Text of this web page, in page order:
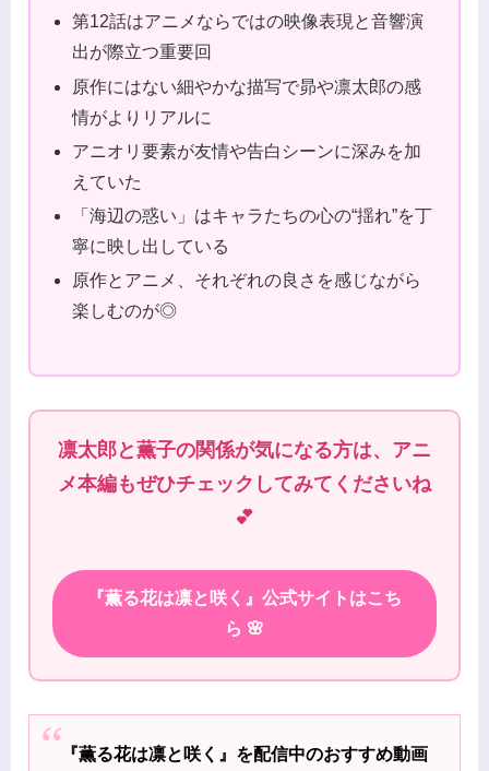
第12話はアニメならではの映像表現と音響演
出が際立つ重要回
原作にはない細やかな描写で昴や凛太郎の感
情がよりリアルに
アニオリ要素が友情や告白シーンに深みを加
えていた
「海辺の惑い」はキャラたちの心の“揺れ”を丁
寧に映し出している
原作とアニメ、それぞれの良さを感じながら
楽しむのが◎
凛太郎と薫子の関係が気になる方は、アニ
メ本編もぜひチェックしてみてくださいね
💕
『薫る花は凛と咲く』公式サイトはこち
ら 🌸
『薫る花は凛と咲く』を配信中のおすすめ動画